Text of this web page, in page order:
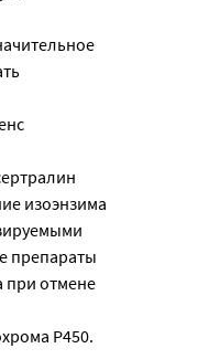
изоэнзима
препараты
при отмене
Р450.